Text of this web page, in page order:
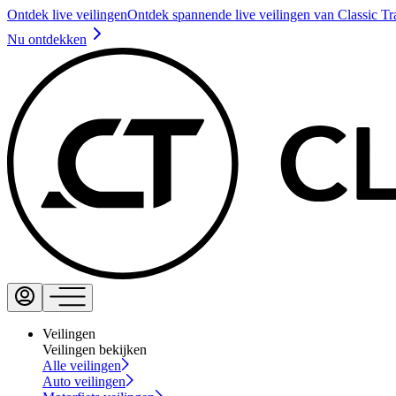
Ontdek live veilingenOntdek spannende live veilingen van Classic
Nu ontdekken
Veilingen
Veilingen bekijken
Alle veilingen
Auto veilingen